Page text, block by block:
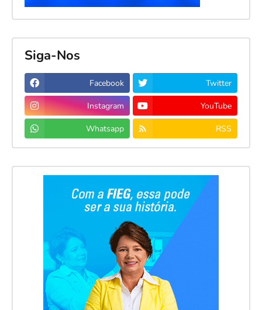
Siga-Nos
Facebook Twitter
Instagram YouTube
Whatsapp RSS